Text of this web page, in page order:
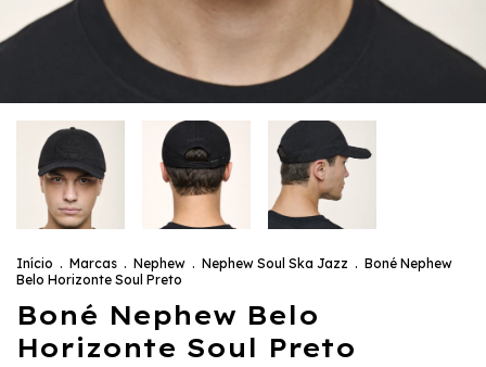
Início . Marcas . Nephew . Nephew Soul Ska Jazz . Boné Nephew
Belo Horizonte Soul Preto
Boné Nephew Belo
Horizonte Soul Preto